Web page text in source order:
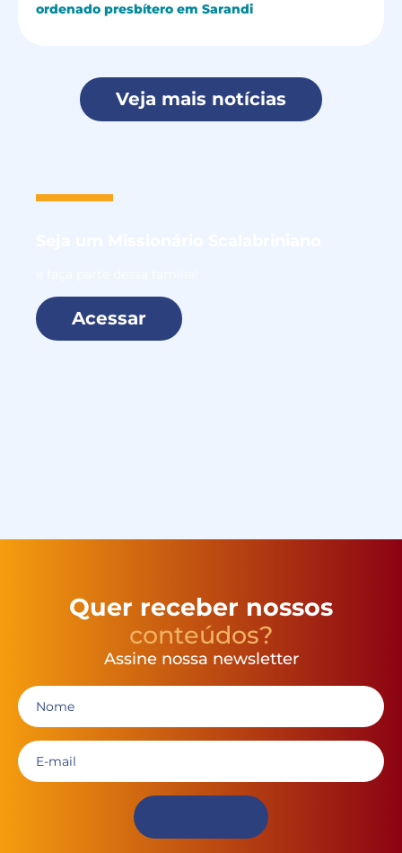
ordenado presbítero em Sarandi
Veja mais notícias
Acessar
Quer receber nossos
conteúdos?
Assine nossa newsletter